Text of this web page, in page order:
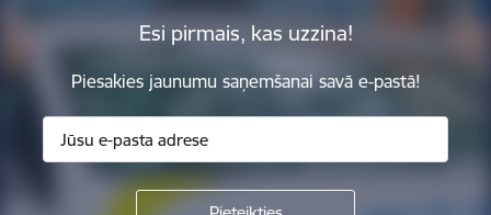
Esi pirmais, kas uzzina!
Piesakies jaunumu saņemšanai savā e-pastā!